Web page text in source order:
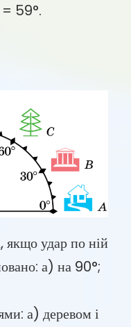
59°.
якщо удар по ній
а) на 90°;
а) деревом і